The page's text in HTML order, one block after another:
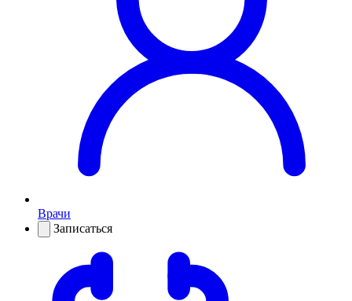
Врачи
Записаться